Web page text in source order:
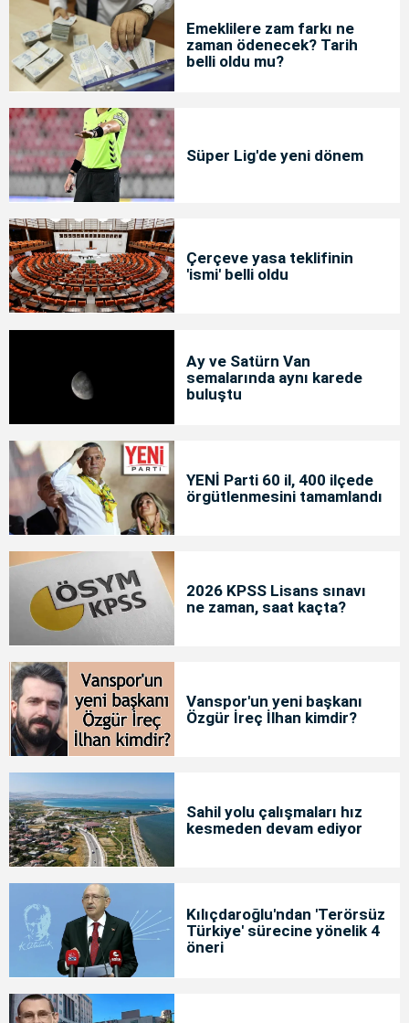
Emeklilere zam farkı ne
zaman ödenecek? Tarih
belli oldu mu?
Süper Lig'de yeni dönem
Çerçeve yasa teklifinin
'ismi' belli oldu
Ay ve Satürn Van
semalarında aynı karede
buluştu
YENİ Parti 60 il, 400 ilçede
örgütlenmesini tamamlandı
2026 KPSS Lisans sınavı
ne zaman, saat kaçta?
Vanspor'un yeni başkanı
Özgür İreç İlhan kimdir?
Sahil yolu çalışmaları hız
kesmeden devam ediyor
Kılıçdaroğlu'ndan 'Terörsüz
Türkiye' sürecine yönelik 4
öneri